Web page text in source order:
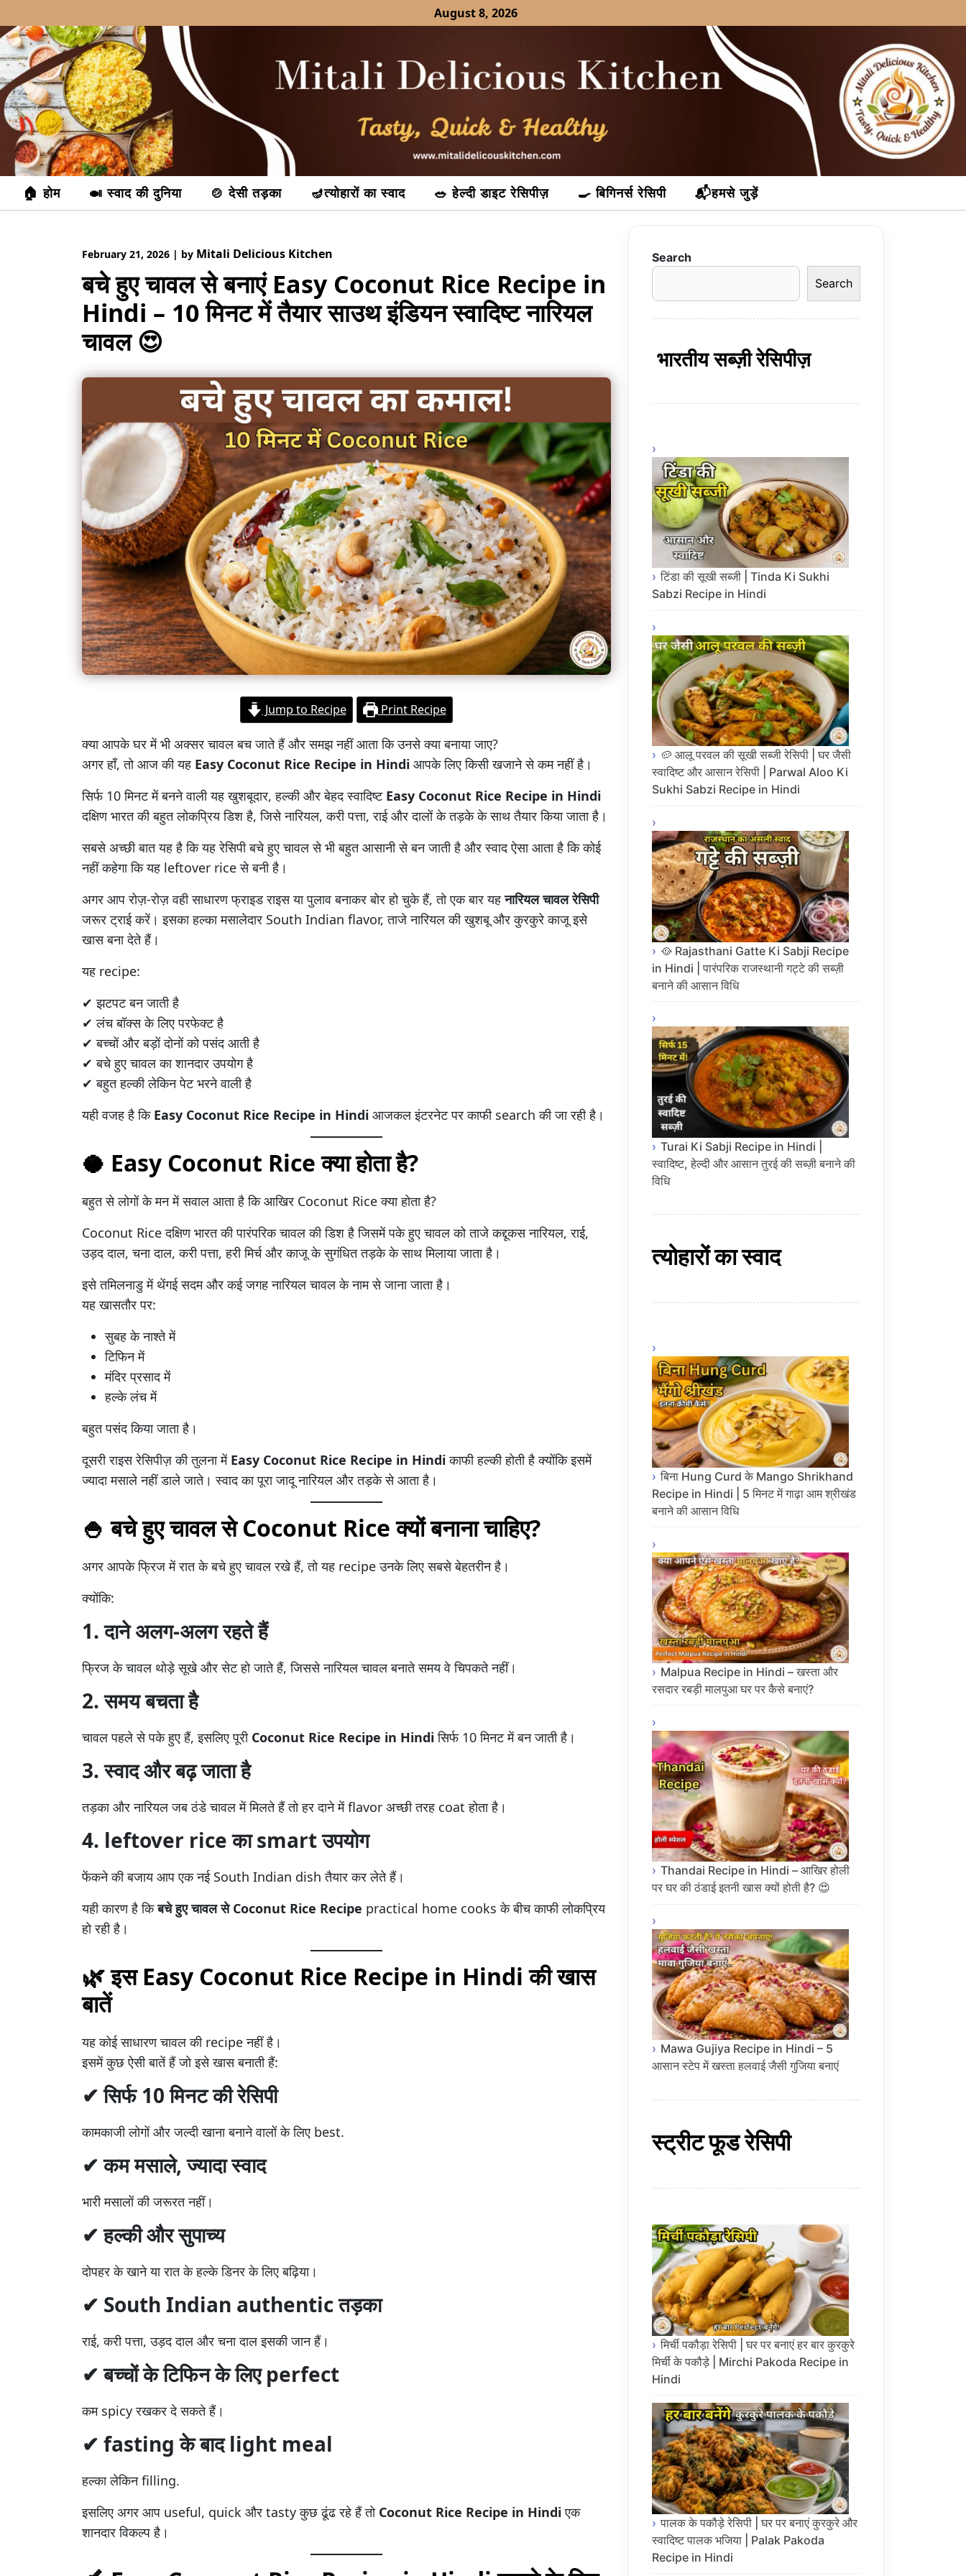
to
content
August 8, 2026
🏠 होम 🍛 स्वाद की दुनिया 🍲 देसी तड़का 🪔त्योहारों का स्वाद 🥗 हेल्दी डाइट रेसिपीज़ 🍳 बिगिनर्स रेसिपी 📬हमसे जुड़ें
February 21, 2026 | by Mitali Delicious Kitchen
बचे हुए चावल से बनाएं Easy Coconut Rice Recipe in
Hindi – 10 मिनट में तैयार साउथ इंडियन स्वादिष्ट नारियल
चावल 😍
Jump to Recipe Print Recipe
क्या आपके घर में भी अक्सर चावल बच जाते हैं और समझ नहीं आता कि उनसे क्या बनाया जाए?
अगर हाँ, तो आज की यह Easy Coconut Rice Recipe in Hindi आपके लिए किसी खजाने से कम नहीं है।
सिर्फ 10 मिनट में बनने वाली यह खुशबूदार, हल्की और बेहद स्वादिष्ट Easy Coconut Rice Recipe in Hindi
दक्षिण भारत की बहुत लोकप्रिय डिश है, जिसे नारियल, करी पत्ता, राई और दालों के तड़के के साथ तैयार किया जाता है।
सबसे अच्छी बात यह है कि यह रेसिपी बचे हुए चावल से भी बहुत आसानी से बन जाती है और स्वाद ऐसा आता है कि कोई
नहीं कहेगा कि यह leftover rice से बनी है।
अगर आप रोज़-रोज़ वही साधारण फ्राइड राइस या पुलाव बनाकर बोर हो चुके हैं, तो एक बार यहनारियल चावल रेसिपी
जरूर ट्राई करें। इसका हल्का मसालेदार South Indian flavor, ताजे नारियल की खुशबू और कुरकुरे काजू इसे
खास बना देते हैं।
यह recipe:
✔ झटपट बन जाती है
✔ लंच बॉक्स के लिए परफेक्ट है
✔ बच्चों और बड़ों दोनों को पसंद आती है
✔ बचे हुए चावल का शानदार उपयोग है
✔ बहुत हल्की लेकिन पेट भरने वाली है
यही वजह है कि Easy Coconut Rice Recipe in Hindi आजकल इंटरनेट पर काफी search की जा रही है।
🥥 Easy Coconut Rice क्या होता है?
बहुत से लोगों के मन में सवाल आता है कि आखिर Coconut Rice क्या होता है?
Coconut Rice दक्षिण भारत की पारंपरिक चावल की डिश है जिसमें पके हुए चावल को ताजे कद्दूकस नारियल, राई,
उड़द दाल, चना दाल, करी पत्ता, हरी मिर्च और काजू के सुगंधित तड़के के साथ मिलाया जाता है।
इसे तमिलनाडु में थेंगई सदम और कई जगह नारियल चावल के नाम से जाना जाता है।
यह खासतौर पर:
सुबह के नाश्ते में
टिफिन में
मंदिर प्रसाद में
हल्के लंच में
बहुत पसंद किया जाता है।
दूसरी राइस रेसिपीज़ की तुलना में Easy Coconut Rice Recipe in Hindiकाफी हल्की होती है क्योंकि इसमें
ज्यादा मसाले नहीं डाले जाते। स्वाद का पूरा जादू नारियल और तड़के से आता है।
🍚 बचे हुए चावल से Coconut Rice क्यों बनाना चाहिए?
अगर आपके फ्रिज में रात के बचे हुए चावल रखे हैं, तो यह recipe उनके लिए सबसे बेहतरीन है।
क्योंकि:
1. दाने अलग-अलग रहते हैं
फ्रिज के चावल थोड़े सूखे और सेट हो जाते हैं, जिससे नारियल चावल बनाते समय वे चिपकते नहीं।
2. समय बचता है
चावल पहले से पके हुए हैं, इसलिए पूरी Coconut Rice Recipe in Hindiसिर्फ 10 मिनट में बन जाती है।
3. स्वाद और बढ़ जाता है
तड़का और नारियल जब ठंडे चावल में मिलते हैं तो हर दाने में flavor अच्छी तरह coat होता है।
4. leftover rice का smart उपयोग
फेंकने की बजाय आप एक नई South Indian dish तैयार कर लेते हैं।
यही कारण है किबचे हुए चावल से Coconut Rice Recipe practical home cooks के बीच काफी लोकप्रिय
हो रही है।
🌿 इस Easy Coconut Rice Recipe in Hindi की खास
बातें
यह कोई साधारण चावल की recipe नहीं है।
इसमें कुछ ऐसी बातें हैं जो इसे खास बनाती हैं:
✔ सिर्फ 10 मिनट की रेसिपी
कामकाजी लोगों और जल्दी खाना बनाने वालों के लिए best.
✔ कम मसाले, ज्यादा स्वाद
भारी मसालों की जरूरत नहीं।
✔ हल्की और सुपाच्य
दोपहर के खाने या रात के हल्के डिनर के लिए बढ़िया।
✔ South Indian authentic तड़का
राई, करी पत्ता, उड़द दाल और चना दाल इसकी जान हैं।
✔ बच्चों के टिफिन के लिए perfect
कम spicy रखकर दे सकते हैं।
✔ fasting के बाद light meal
हल्का लेकिन filling.
इसलिए अगर आप useful, quick और tasty कुछ ढूंढ रहे हैं तो Coconut Rice Recipe in Hindiएक
शानदार विकल्प है।
Search
Search
भारतीय सब्ज़ी रेसिपीज़
टिंडा की सूखी सब्जी | Tinda Ki Sukhi
Sabzi Recipe in Hindi
🥔 आलू परवल की सूखी सब्जी रेसिपी | घर जैसी
स्वादिष्ट और आसान रेसिपी | Parwal Aloo Ki
Sukhi Sabzi Recipe in Hindi
🥘 Rajasthani Gatte Ki Sabji Recipe
in Hindi | पारंपरिक राजस्थानी गट्टे की सब्ज़ी
बनाने की आसान विधि
Turai Ki Sabji Recipe in Hindi |
स्वादिष्ट, हेल्दी और आसान तुरई की सब्ज़ी बनाने की
विधि
त्योहारों का स्वाद
बिना Hung Curd के Mango Shrikhand
Recipe in Hindi | 5 मिनट में गाढ़ा आम श्रीखंड
बनाने की आसान विधि
Malpua Recipe in Hindi – खस्ता और
रसदार रबड़ी मालपुआ घर पर कैसे बनाएं?
Thandai Recipe in Hindi – आखिर होली
पर घर की ठंडाई इतनी खास क्यों होती है? 😍
Mawa Gujiya Recipe in Hindi – 5
आसान स्टेप में खस्ता हलवाई जैसी गुजिया बनाएं
स्ट्रीट फूड रेसिपी
मिर्ची पकौड़ा रेसिपी | घर पर बनाएं हर बार कुरकुरे
मिर्ची के पकौड़े | Mirchi Pakoda Recipe in
Hindi
पालक के पकौड़े रेसिपी | घर पर बनाएं कुरकुरे और
स्वादिष्ट पालक भजिया | Palak Pakoda
Recipe in Hindi